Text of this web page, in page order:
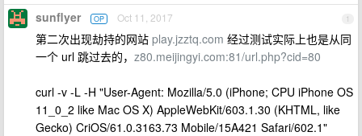
1
sunflyer OP Oct 11, 2017
第二次出现劫持的网站 play.jzztq.com 经过测试实际上也是从同
一个 url 跳过去的， z80.meijingyi.com:81/url.php?cid=80
curl -v -L -H "User-Agent: Mozilla/5.0 (iPhone; CPU iPhone OS
11_0_2 like Mac OS X) AppleWebKit/603.1.30 (KHTML, like
Gecko) CriOS/61.0.3163.73 Mobile/15A421 Safari/602.1"